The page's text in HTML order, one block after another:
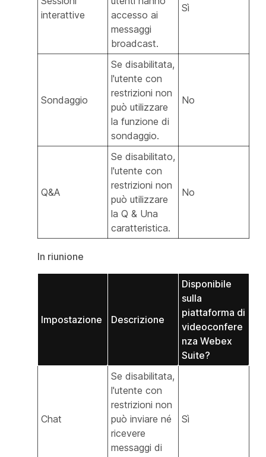
interattive
accesso ai
messaggi
broadcast.
Sì
Sondaggio
Se disabilitata,
l'utente con
restrizioni non
può utilizzare
la funzione di
sondaggio.
No
Q&A
Se disabilitato,
l'utente con
restrizioni non
può utilizzare
la Q & Una
caratteristica.
No
In riunione
Impostazione Descrizione
Disponibile
sulla
piattaforma di
videoconfere
nza Webex
Suite?
Chat
Se disabilitata,
l'utente con
restrizioni non
può inviare né
ricevere
messaggi di
Sì